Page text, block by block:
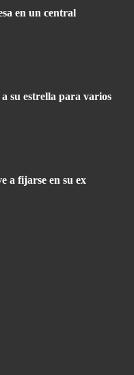
en un central
su estrella para varios
a fijarse en su ex